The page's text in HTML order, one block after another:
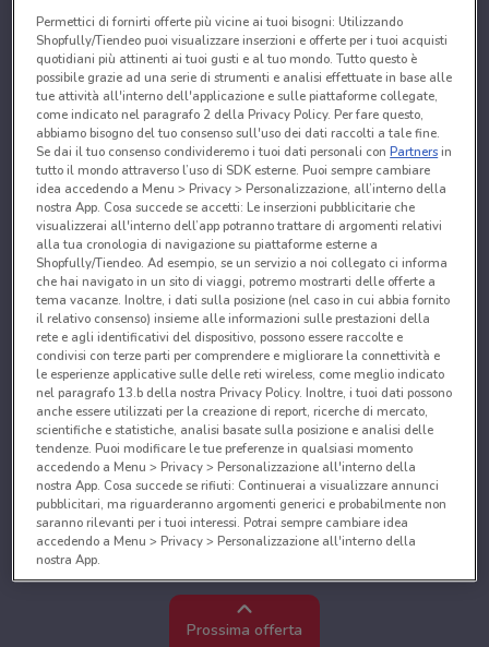
Prossima offerta
Permettici di fornirti offerte più vicine ai tuoi bisogni: Utilizzando
Shopfully/Tiendeo puoi visualizzare inserzioni e offerte per i tuoi acquisti
quotidiani più attinenti ai tuoi gusti e al tuo mondo. Tutto questo è
possibile grazie ad una serie di strumenti e analisi effettuate in base alle
tue attività all'interno dell'applicazione e sulle piattaforme collegate,
come indicato nel paragrafo 2 della Privacy Policy. Per fare questo,
abbiamo bisogno del tuo consenso sull'uso dei dati raccolti a tale fine.
Se dai il tuo consenso condivideremo i tuoi dati personali conPartnersin
tutto il mondo attraverso l’uso di SDK esterne. Puoi sempre cambiare
idea accedendo a Menu > Privacy > Personalizzazione, all’interno della
nostra App. Cosa succede se accetti: Le inserzioni pubblicitarie che
visualizzerai all'interno dell’app potranno trattare di argomenti relativi
alla tua cronologia di navigazione su piattaforme esterne a
Shopfully/Tiendeo. Ad esempio, se un servizio a noi collegato ci informa
che hai navigato in un sito di viaggi, potremo mostrarti delle offerte a
tema vacanze. Inoltre, i dati sulla posizione (nel caso in cui abbia fornito
il relativo consenso) insieme alle informazioni sulle prestazioni della
rete e agli identificativi del dispositivo, possono essere raccolte e
condivisi con terze parti per comprendere e migliorare la connettività e
le esperienze applicative sulle delle reti wireless, come meglio indicato
nel paragrafo 13.b della nostra Privacy Policy. Inoltre, i tuoi dati possono
anche essere utilizzati per la creazione di report, ricerche di mercato,
scientifiche e statistiche, analisi basate sulla posizione e analisi delle
tendenze. Puoi modificare le tue preferenze in qualsiasi momento
accedendo a Menu > Privacy > Personalizzazione all'interno della
nostra App. Cosa succede se rifiuti: Continuerai a visualizzare annunci
pubblicitari, ma riguarderanno argomenti generici e probabilmente non
saranno rilevanti per i tuoi interessi. Potrai sempre cambiare idea
accedendo a Menu > Privacy > Personalizzazione all'interno della
nostra App.
Noi e i nostri partner trattiamo i dati per fornire:
Utilizzare dati di geolocalizzazione precisi. Scansione attiva delle
caratteristiche del dispositivo ai fini dell’identificazione. Archiviare